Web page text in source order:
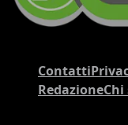
Contatti
Redazione